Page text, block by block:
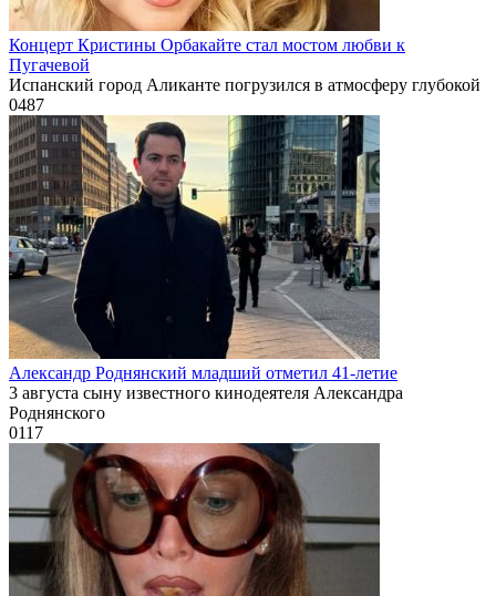
Концерт Кристины Орбакайте стал мостом любви к
Пугачевой
Испанский город Аликанте погрузился в атмосферу глубокой
0487
Александр Роднянский младший отметил 41-летие
3 августа сыну известного кинодеятеля Александра
Роднянского
0117